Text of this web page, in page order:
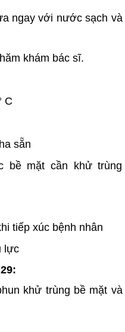
ngay với nước sạch và
khám bác sĩ.
C
sẵn
bề mặt cần khử trùng
tiếp xúc bệnh nhân
lực
khử trùng bề mặt và